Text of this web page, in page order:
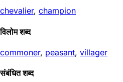
chevalier, champion
विलोम शब्द
commoner, peasant, villager
संबंधित शब्द